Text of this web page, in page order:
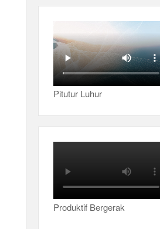
Pitutur Luhur
Produktif Bergerak